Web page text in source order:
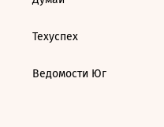
Техуспех
Ведомости Юг